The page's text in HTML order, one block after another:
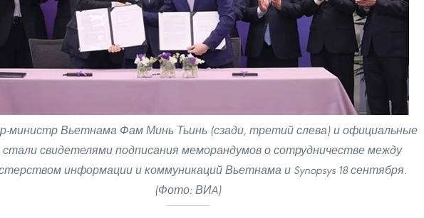
министр Вьетнама Фам Минь Тьинь (сзади, третий слева) и официальные
стали свидетелями подписания меморандумов о сотрудничестве между
информации и коммуникаций Вьетнама и Synopsys 18 сентября.
(Фото: ВИA)